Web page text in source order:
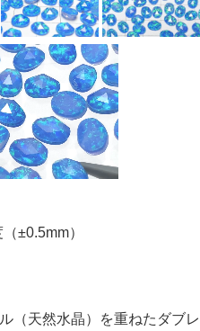
±0.5mm）
（天然水晶）を重ねたダブレ